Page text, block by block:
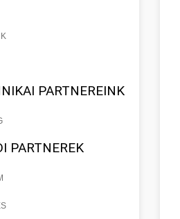
PARTNEREINK
PARTNEREK